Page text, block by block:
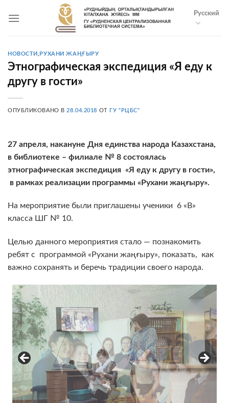
Русский
НОВОСТИ РУХАНИ ЖАҢҒЫРУ
Этнографическая экспедиция «Я еду к
другу в гости»
ОПУБЛИКОВАНО В28.04.2018 ОТ ГУ "РЦБС"
27 апреля, накануне Дня единства народа Казахстана,
в библиотеке – филиале № 8 состоялась
этнографическая экспедиция «Я еду к другу в гости»,
в рамках реализации программы «Рухани жаңғыру».
На мероприятие были приглашены ученики 6 «В»
класса ШГ № 10.
Целью данного мероприятия стало — познакомить
ребят с программой «Рухани жаңғыру», показать, как
важно сохранять и беречь традиции своего народа.